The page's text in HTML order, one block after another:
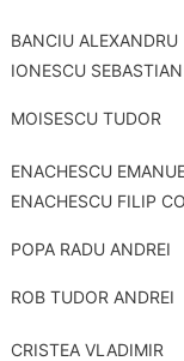
BANCIU ALEXANDRU
IONESCU SEBASTIAN
MOISESCU TUDOR
ENACHESCU
ENACHESCU FILIP
POPA RADU ANDREI
ROB TUDOR ANDREI
CRISTEA VLADIMIR